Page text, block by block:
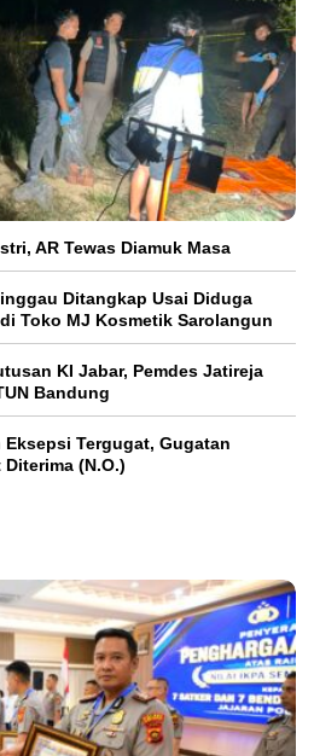
AR Tewas Diamuk Masa
Ditangkap Usai Diduga
Toko MJ Kosmetik Sarolangun
KI Jabar, Pemdes Jatireja
Bandung
Tergugat, Gugatan
(N.O.)